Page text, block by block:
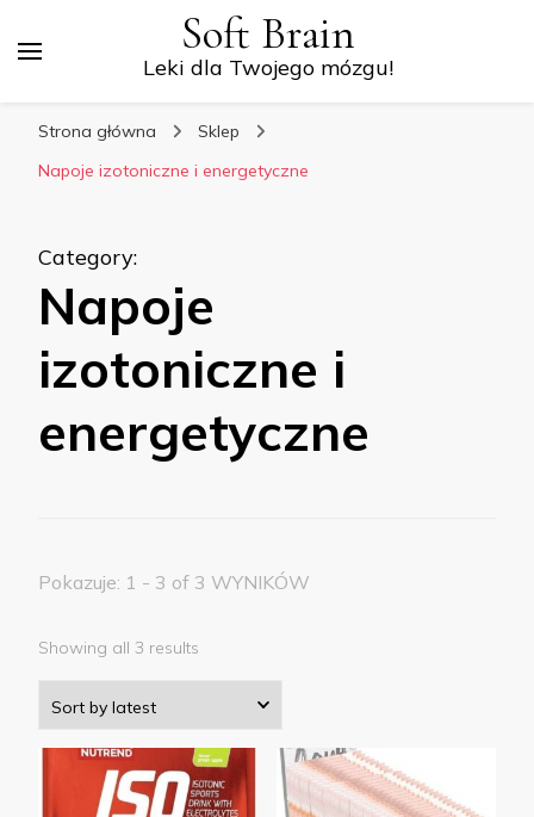
Soft Brain
Leki dla Twojego mózgu!
Strona główna
Sklep
Napoje izotoniczne i energetyczne
Category:
Napoje
izotoniczne i
energetyczne
Pokazuje: 1 - 3 of 3 WYNIKÓW
Showing all 3 results